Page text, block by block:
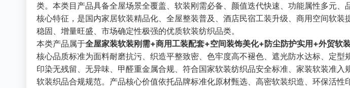
类。本类目产品具备全屋场景全覆盖、软装刚需必备、颜值迭代快速、功能属性多元、
核心特征，是国内家居软装精品化、全屋整装普及、酒店民宿工装升级、商用空间软装
稳固、增量旺盛、市场确定性极强的优质软装纺织品类。
本类产品属于全屋家装软装刚需+商用工装配套+空间装饰美化+防尘防护实用+外贸软
核心品质标准为面料耐磨抗污、织造平整致密、色牢度高不褪色、遮光防水达标、定型
印染无残留、无异味、甲醛重金属合规、符合国家软装纺织品安全标准、家装软装准入
软装织品合规规范。产品核心价值依托品牌标准化原材甄选、高密软装织造、环保活性